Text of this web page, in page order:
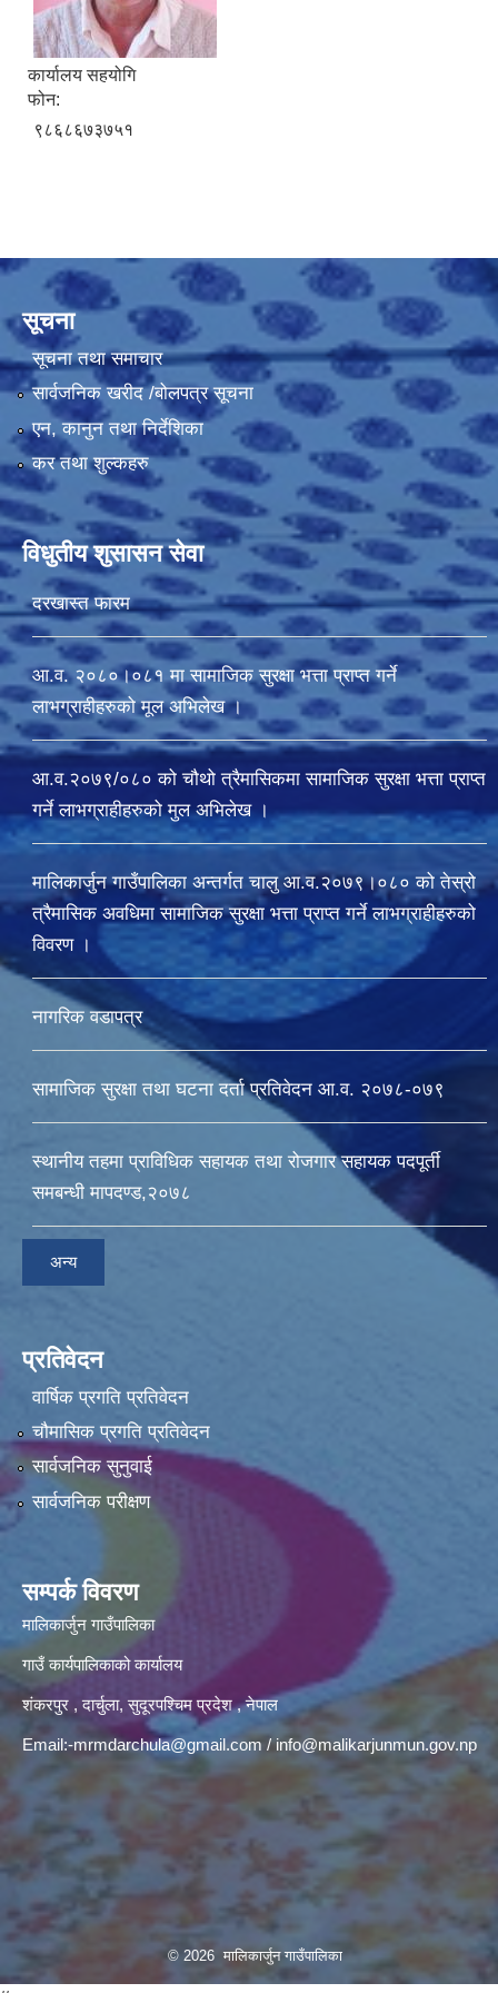
कार्यालय सहयोगि
फोन:
९८६८६७३७५१
सूचना
सूचना तथा समाचार
सार्वजनिक खरीद /बोलपत्र सूचना
एन, कानुन तथा निर्देशिका
कर तथा शुल्कहरु
विधुतीय शुसासन सेवा
दरखास्त फारम
आ.व. २०८०।०८१ मा सामाजिक सुरक्षा भत्ता प्राप्त गर्ने
लाभग्राहीहरुको मूल अभिलेख ।
आ.व.२०७९/०८० को चौथो त्रैमासिकमा सामाजिक सुरक्षा भत्ता प्राप्त
गर्ने लाभग्राहीहरुको मुल अभिलेख ।
मालिकार्जुन गाउँपालिका अन्तर्गत चालु आ‍.व.२०७९।०८० को तेस्रो
त्रैमासिक अवधिमा सामाजिक सुरक्षा भत्ता प्राप्त गर्ने लाभग्राहीहरुको
विवरण ।
नागरिक वडापत्र
सामाजिक सुरक्षा तथा घटना दर्ता प्रतिवेदन आ.व. २०७८-०७९
स्थानीय तहमा प्राविधिक सहायक तथा रोजगार सहायक पदपूर्ती
समबन्धी मापदण्ड,२०७८
अन्य
प्रतिवेदन
वार्षिक प्रगति प्रतिवेदन
चौमासिक प्रगति प्रतिवेदन
सार्वजनिक सुनुवाई
सार्वजनिक परीक्षण
सम्पर्क विवरण
मालिकार्जुन गाउँपालिका
गाउँ कार्यपालिकाको कार्यालय
शंकरपुर , दार्चुला, सुदूरपश्चिम प्रदेश , नेपाल
Email:-mrmdarchula@gmail.com /info@malikarjunmun.gov.np
© 2026 मालिकार्जुन गाउँपालिका